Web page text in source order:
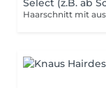
Select (z.B. ab
Haarschnitt mit